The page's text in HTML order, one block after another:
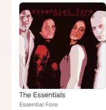
The Essentials
Essential Fore